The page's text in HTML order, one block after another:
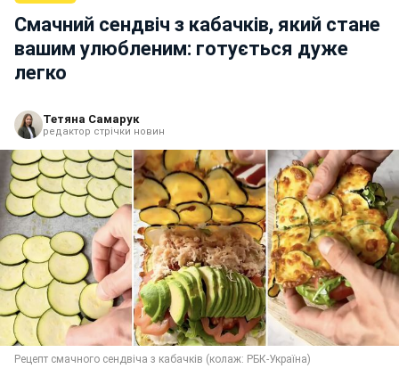
Смачний сендвіч з кабачків, який стане
вашим улюбленим: готується дуже
легко
Тетяна Самарук
редактор стрічки новин
Рецепт смачного сендвіча з кабачків (колаж: РБК-Україна)